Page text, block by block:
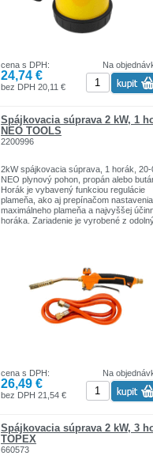
Výkon: do 2 kW
Pracovná teplota: 1350°C
telo vyrobené z kvalitného plastu
mosadzná tryska
Na
cena s DPH:
24,74 €
bez DPH 20,11 €
Spájkovacia súprava 2 kW, 1
NEO TOOLS
2200996
2kW spájkovacia súprava, 1 horák, 20-
NEO plynový pohon, propán alebo
Horák je vybavený funkciou regulácie
plameňa, ako aj prepínačom nastavenia
maximálneho plameňa a najvyššej
horáka. Zariadenie je vyrobené z
zvýšenie pohodlia pri práci. Sada
kľúče na horáky na montáž trysky.
Vlastnosti produktu: ‌ ‌
Pohodlné nastavenie plameňa
Dvojzložkové, ergonomické rukoväte
Zhoda s európskymi normami zaručená
certifikátom CE
Na
cena s DPH:
26,49 €
bez DPH 21,54 €
Spájkovacia súprava 2 kW, 3
TOPEX
660573